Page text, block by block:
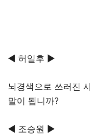
◀ 허일후 ▶
뇌경색으로 쓰러진
말이 됩니까?
◀ 조승원 ▶